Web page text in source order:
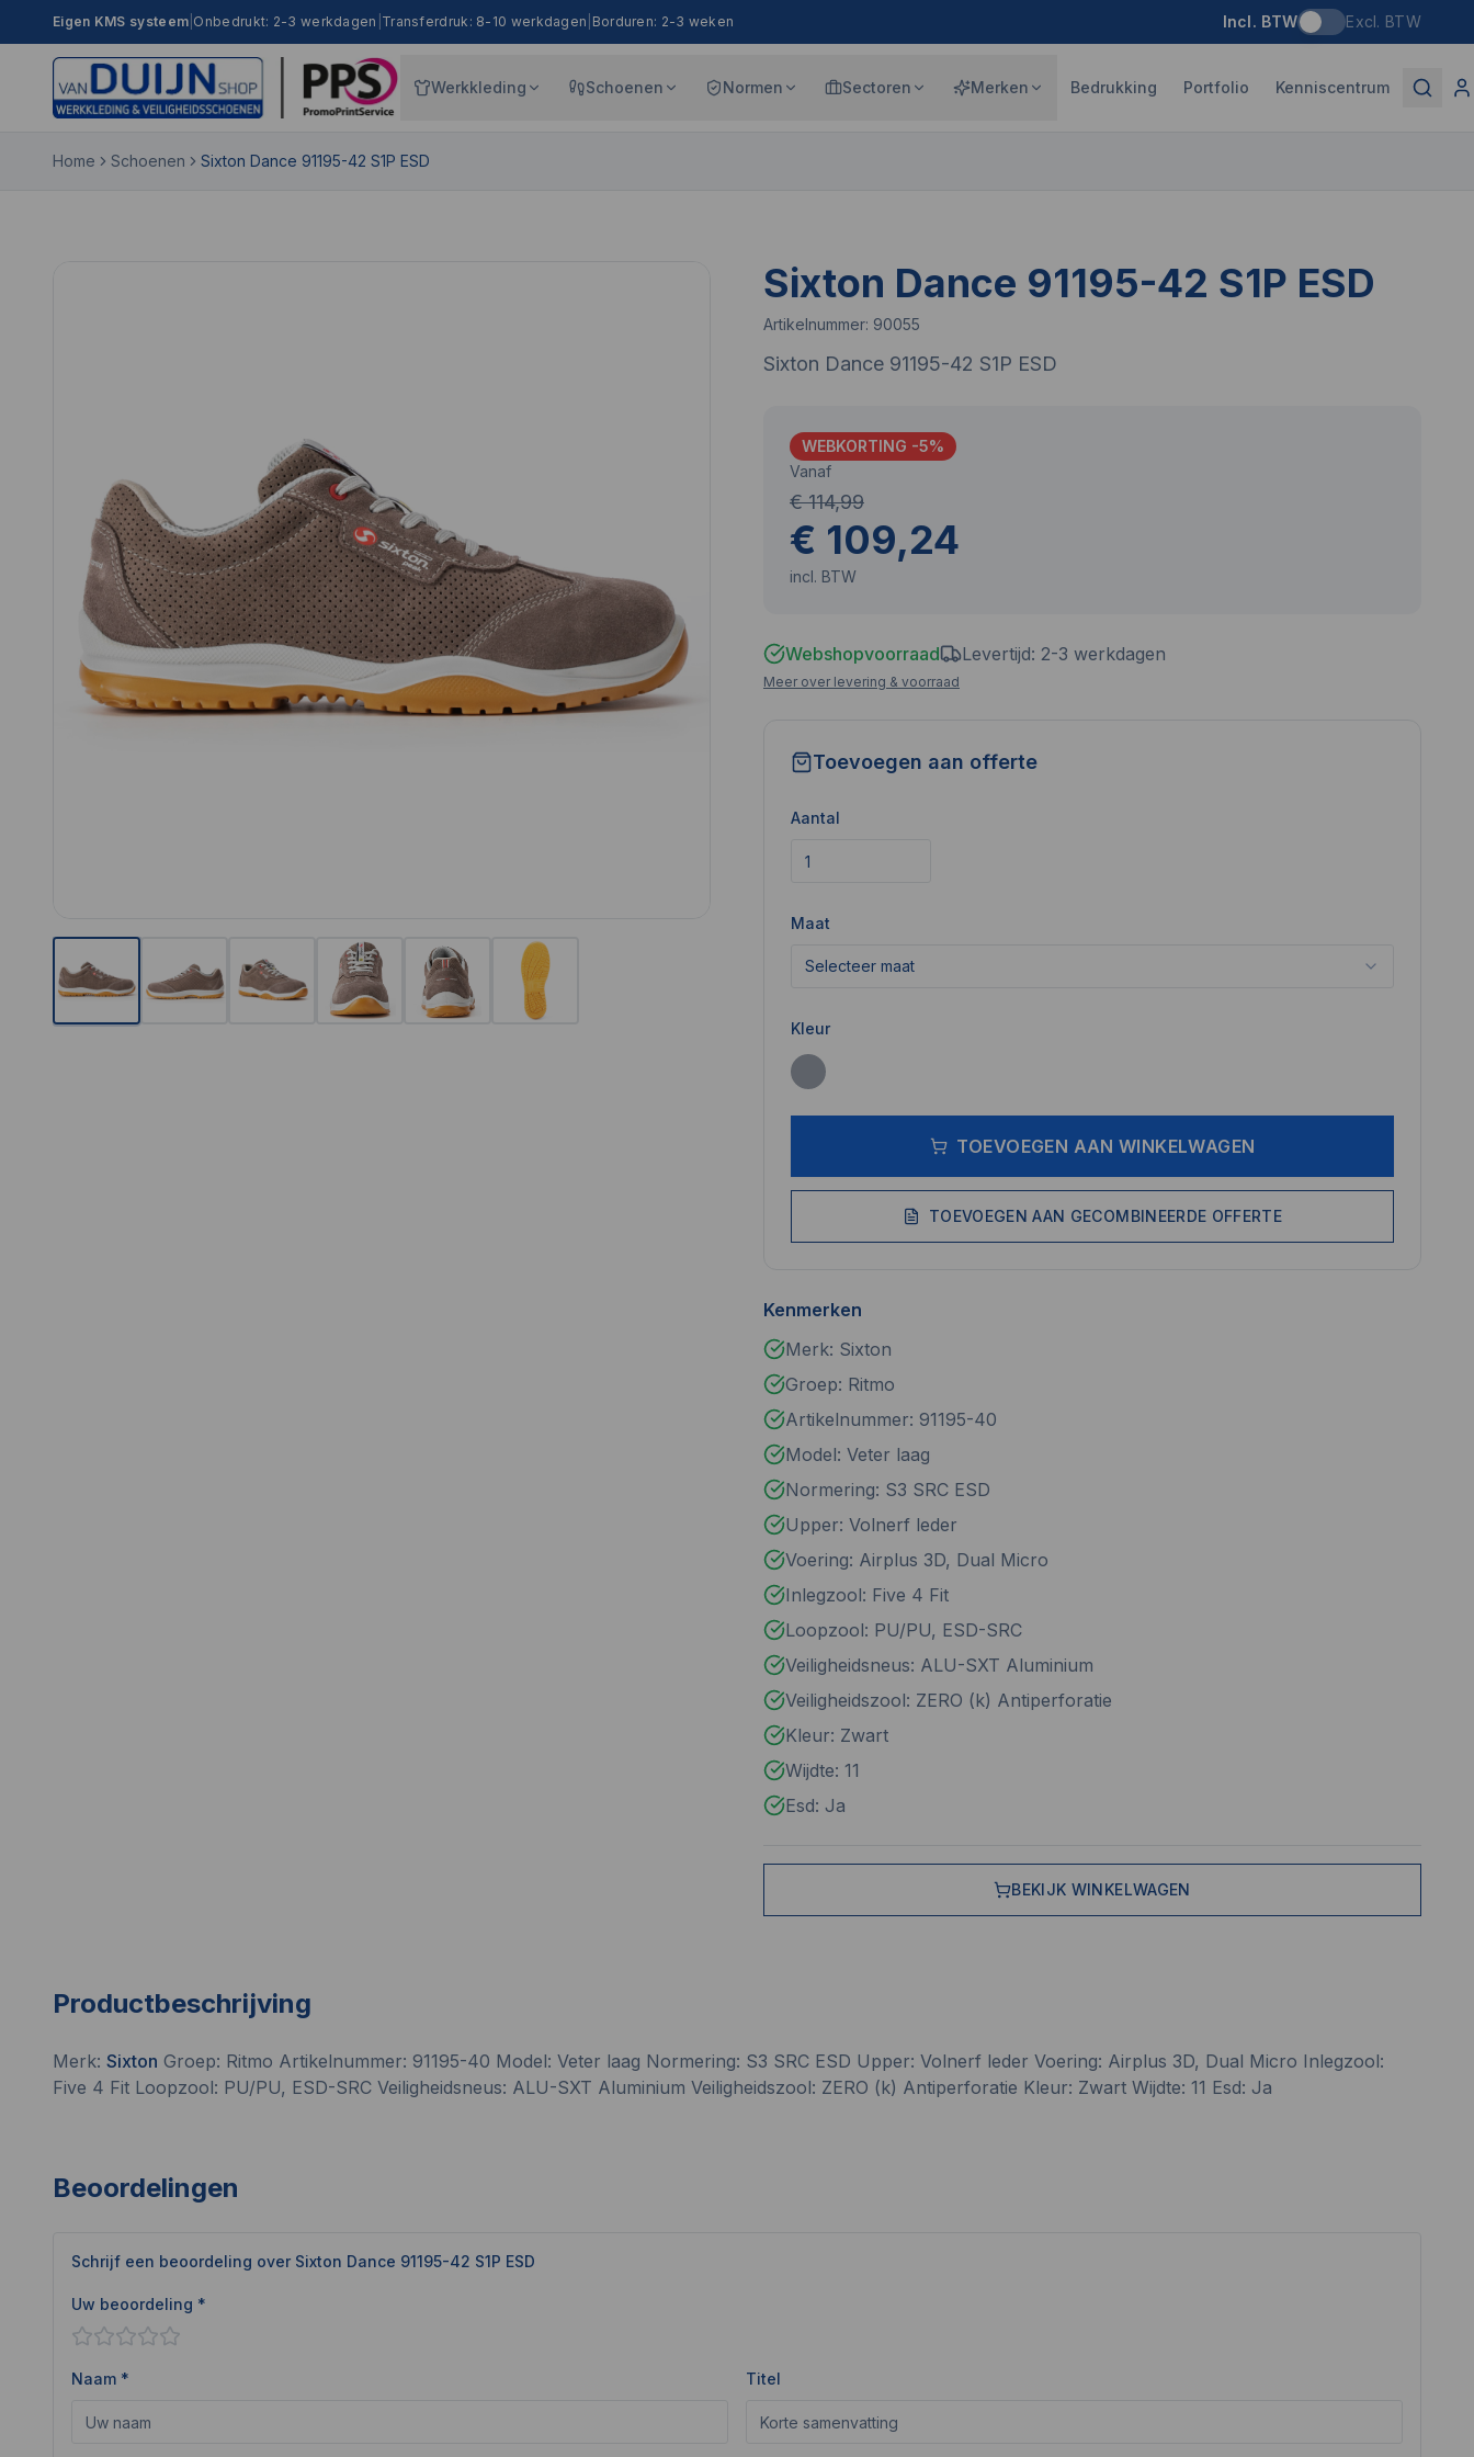
Eigen KMS systeem Onbedrukt: 2-3 werkdagen Transferdruk: 8-10 werkdagen Borduren: 2-3 weken Incl. BTW Excl. BTW
Werkkleding Schoenen Normen Sectoren Merken Bedrukking Portfolio Kenniscentrum
Home Schoenen Sixton Dance 91195-42 S1P ESD
Sixton Dance 91195-42 S1P ESD
Artikelnummer: 90055
Sixton Dance 91195-42 S1P ESD
WEBKORTING -5%
Vanaf
€ 114,99
€ 109,24
incl. BTW
Webshopvoorraad Levertijd: 2-3 werkdagen
Meer over levering & voorraad
Toevoegen aan offerte
Aantal
Maat
Selecteer maat
Kleur
TOEVOEGEN AAN WINKELWAGEN
TOEVOEGEN AAN GECOMBINEERDE OFFERTE
Kenmerken
Merk: Sixton
Groep: Ritmo
Artikelnummer: 91195-40
Model: Veter laag
Normering: S3 SRC ESD
Upper: Volnerf leder
Voering: Airplus 3D, Dual Micro
Inlegzool: Five 4 Fit
Loopzool: PU/PU, ESD-SRC
Veiligheidsneus: ALU-SXT Aluminium
Veiligheidszool: ZERO (k) Antiperforatie
Kleur: Zwart
Wijdte: 11
Esd: Ja
BEKIJK WINKELWAGEN
Productbeschrijving
Merk: Sixton Groep: Ritmo Artikelnummer: 91195-40 Model: Veter laag Normering: S3 SRC ESD Upper: Volnerf leder Voering: Airplus 3D, Dual Micro Inlegzool:
Five 4 Fit Loopzool: PU/PU, ESD-SRC Veiligheidsneus: ALU-SXT Aluminium Veiligheidszool: ZERO (k) Antiperforatie Kleur: Zwart Wijdte: 11 Esd: Ja
Beoordelingen
Schrijf een beoordeling over Sixton Dance 91195-42 S1P ESD
Uw beoordeling *
Naam * Titel